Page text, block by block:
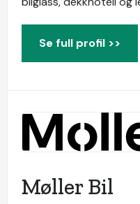
Se full profil >>
Møller Bil